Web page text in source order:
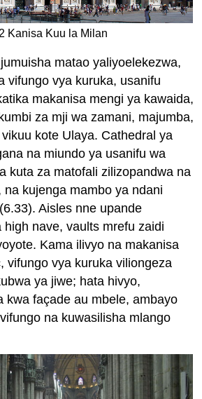
Kanisa Kuu la Milan
matao yaliyoelekezwa,
vifungo vya kuruka, usanifu
makanisa mengi ya kawaida,
za mji wa zamani, majumba,
kote Ulaya. Cathedral ya
na miundo ya usanifu wa
kuta za matofali zilizopandwa na
na kujenga mambo ya ndani
Aisles nne upande
high nave, vaults mrefu zaidi
Kama ilivyo na makanisa
vifungo vya kuruka viliongeza
ya jiwe; hata hivyo,
kwa façade au mbele, ambayo
na kuwasilisha mlango